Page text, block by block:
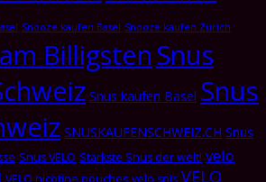
Snooze kaufen Basel Snooze kaufen Zürich
BilligstenSnus
Snus kaufen Basel Snus
SNUSKAUFENSCHWEIZ.CH Snus
Snus VELO Stärkste Snus der welt! velo
VELO